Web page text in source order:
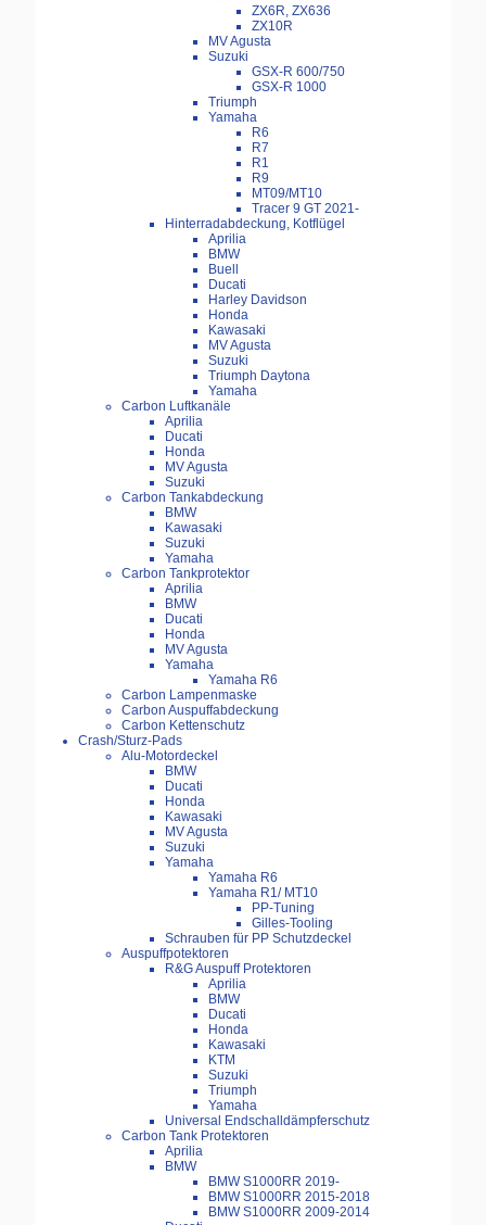
ZX6R, ZX636
ZX10R
MV Agusta
Suzuki
GSX-R 600/750
GSX-R 1000
Triumph
Yamaha
R6
R7
R1
R9
MT09/MT10
Tracer 9 GT 2021-
Hinterradabdeckung, Kotflügel
Aprilia
BMW
Buell
Ducati
Harley Davidson
Honda
Kawasaki
MV Agusta
Suzuki
Triumph Daytona
Yamaha
Carbon Luftkanäle
Aprilia
Ducati
Honda
MV Agusta
Suzuki
Carbon Tankabdeckung
BMW
Kawasaki
Suzuki
Yamaha
Carbon Tankprotektor
Aprilia
BMW
Ducati
Honda
MV Agusta
Yamaha
Yamaha R6
Carbon Lampenmaske
Carbon Auspuffabdeckung
Carbon Kettenschutz
Crash/Sturz-Pads
Alu-Motordeckel
BMW
Ducati
Honda
Kawasaki
MV Agusta
Suzuki
Yamaha
Yamaha R6
Yamaha R1/ MT10
PP-Tuning
Gilles-Tooling
Schrauben für PP Schutzdeckel
Auspuffpotektoren
R&G Auspuff Protektoren
Aprilia
BMW
Ducati
Honda
Kawasaki
KTM
Suzuki
Triumph
Yamaha
Universal Endschalldämpferschutz
Carbon Tank Protektoren
Aprilia
BMW
BMW S1000RR 2019-
BMW S1000RR 2015-2018
BMW S1000RR 2009-2014